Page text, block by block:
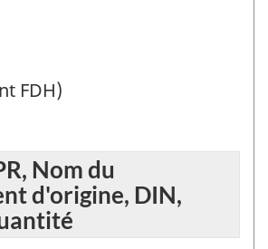
FDH)
Nom du
d'origine, DIN,